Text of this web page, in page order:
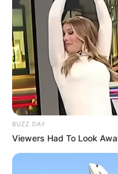
BUZZ DAY
Viewers Had To Look